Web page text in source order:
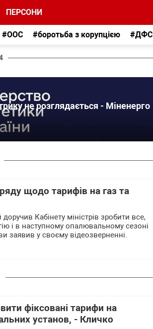
ПЕРСОНИ
#ООС #боротьба з корупцією #ДФС
не розглядається - Міненерго
щодо тарифів на газ та
Кабінету міністрів зробити все,
і в наступному опалювальному сезоні
заявив у своєму відеозверненні.
фіксовані тарифи на
установ, - Кличко